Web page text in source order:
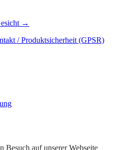
→
/ Produktsicherheit (GPSR)
Besuch auf unserer Webseite